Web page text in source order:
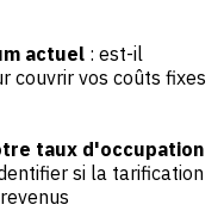
actuel : est-il
couvrir vos coûts fixes
taux d'occupation
si la tarification